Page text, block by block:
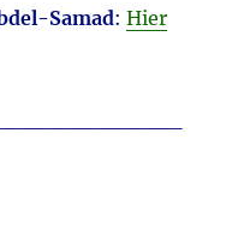
Samad:Hier